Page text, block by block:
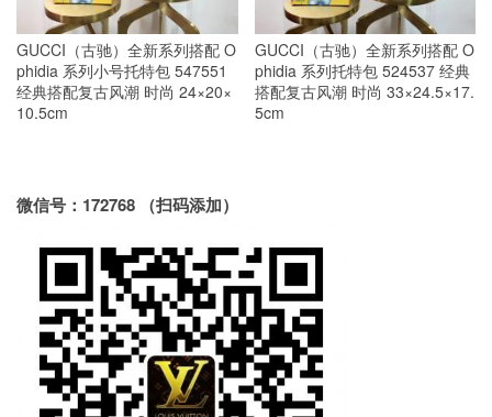
GUCCI（古驰）全新系列搭配 O
phidia 系列小号托特包 547551
经典搭配复古风潮 时尚 24×20×
10.5cm
GUCCI（古驰）全新系列搭配 O
phidia 系列托特包 524537 经典
搭配复古风潮 时尚 33×24.5×17.
5cm
微信号：172768 （扫码添加）